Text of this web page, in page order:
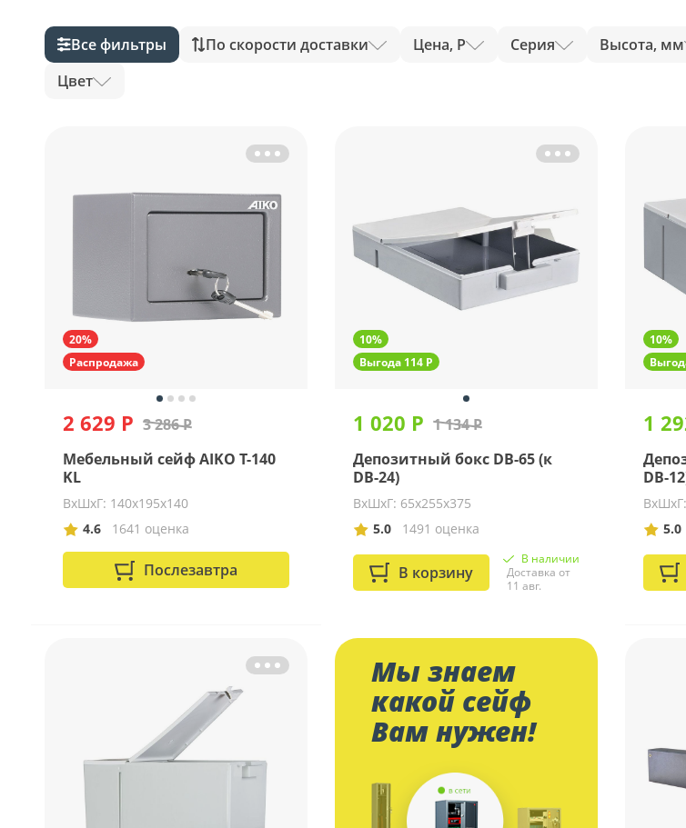
Все фильтры По скорости доставки Цена, Р Серия Высота, мм
Цвет
20%
Распродажа
2 629 Р 3 286 Р
Мебельный сейф AIKO Т-140
KL
ВхШхГ: 140х195х140
4.6
1641 оценка
Послезавтра
10%
Выгода 114 Р
1 020 Р 1 134 Р
Депозитный бокс DB-65 (к
DB-24)
ВхШхГ: 65х255х375
5.0
1491 оценка
В корзину
В наличии
Доставка от
11 авг.
10%
1
DB-
5.0
Мы знаем
какой сейф
Вам нужен!